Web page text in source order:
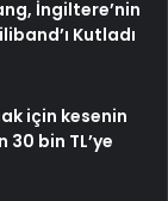
İngiltere’nin
Kutladı
için kesenin
30 bin TL’ye